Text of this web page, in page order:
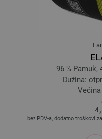
21-roze | EAN: 4033493146241
22-farmerke | EAN:
24-petrol | EAN: 4033493157186
25-menta | EAN: 4033493176170
26-svjetloplav | EAN:
27-Nježno ružičasto | EAN:
29-grège | EAN: 4033493193634
96 % Pamuk,
Dužina:
Većina
bez PDV-a, dodatno troškovi
prev